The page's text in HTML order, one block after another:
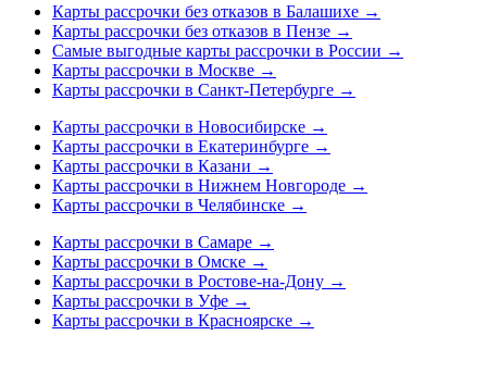
Карты рассрочки без отказов в Балашихе →
Карты рассрочки без отказов в Пензе →
Самые выгодные карты рассрочки в России →
Карты рассрочки в Москве →
Карты рассрочки в Санкт-Петербурге →
Карты рассрочки в Новосибирске →
Карты рассрочки в Екатеринбурге →
Карты рассрочки в Казани →
Карты рассрочки в Нижнем Новгороде →
Карты рассрочки в Челябинске →
Карты рассрочки в Самаре →
Карты рассрочки в Омске →
Карты рассрочки в Ростове-на-Дону →
Карты рассрочки в Уфе →
Карты рассрочки в Красноярске →